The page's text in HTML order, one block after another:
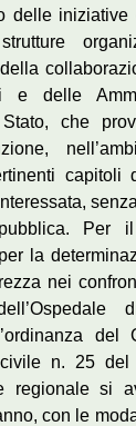
delle
e delle
che
capitoli
Per il
la
nei
del
n. 25 del
regionale si
con le